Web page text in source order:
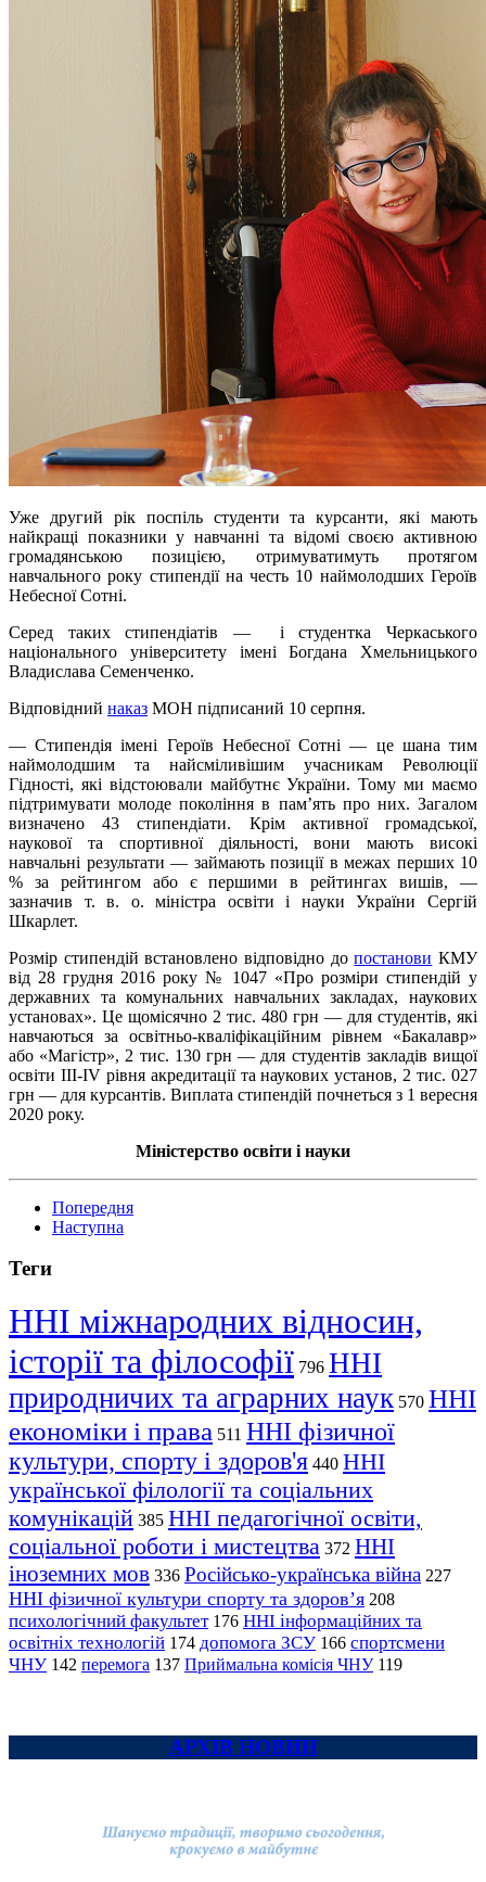
Уже другий рік поспіль студенти та курсанти, які мають
найкращі показники у навчанні та відомі своєю активною
громадянською позицією, отримуватимуть протягом
навчального року стипендії на честь 10 наймолодших Героїв
Небесної Сотні.
Серед таких стипендіатів — і студентка Черкаського
національного університету імені Богдана Хмельницького
Владислава Семенченко.
Відповідний наказ МОН підписаний 10 серпня.
— Стипендія імені Героїв Небесної Сотні — це шана тим
наймолодшим та найсміливішим учасникам Революції
Гідності, які відстоювали майбутнє України. Тому ми маємо
підтримувати молоде покоління в пам’ять про них. Загалом
визначено 43 стипендіати. Крім активної громадської,
наукової та спортивної діяльності, вони мають високі
навчальні результати — займають позиції в межах перших 10
% за рейтингом або є першими в рейтингах вишів, —
зазначив т. в. о. міністра освіти і науки України Сергій
Шкарлет.
Розмір стипендій встановлено відповідно допостанови КМУ
від 28 грудня 2016 року № 1047 «Про розміри стипендій у
державних та комунальних навчальних закладах, наукових
установах». Це щомісячно 2 тис. 480 грн — для студентів, які
навчаються за освітньо-кваліфікаційним рівнем «Бакалавр»
або «Магістр», 2 тис. 130 грн — для студентів закладів вищої
освіти III-IV рівня акредитації та наукових установ, 2 тис. 027
грн — для курсантів. Виплата стипендій почнеться з 1 вересня
2020 року.
Міністерство освіти і науки
Попередня
Наступна
Теги
ННІ міжнародних відносин,
історії та філософії 796 ННІ
природничих та аграрних наук 570 ННІ
економіки і права 511 ННІ фізичної
культури, спорту і здоров'я 440 ННІ
української філології та соціальних
комунікацій 385 ННІ педагогічної освіти,
соціальної роботи і мистецтва 372 ННІ
іноземних мов 336 Російсько-українська війна 227
ННІ фізичної культури спорту та здоров’я 208
психологічний факультет 176 ННІ інформаційних та
освітніх технологій 174 допомога ЗСУ 166 спортсмени
ЧНУ 142 перемога 137 Приймальна комісія ЧНУ 119
АРХІВ НОВИН